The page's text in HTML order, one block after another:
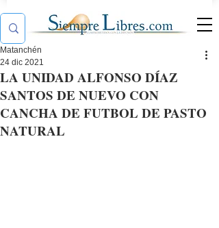
LA UNIDAD ALFONSO DÍAZ
SANTOS DE NUEVO CON
CANCHA DE FUTBOL DE PASTO
NATURAL
Matanchén
24 dic 2021